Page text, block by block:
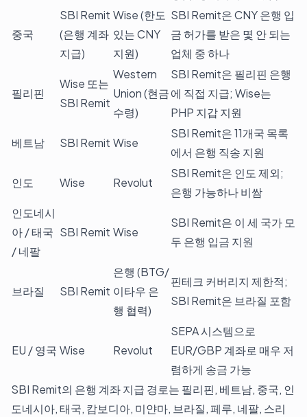
중국
SBI Remit
(은행 계좌
지급)
Wise (한도
있는 CNY
지원)
SBI Remit은 CNY 은행 입
금 허가를 받은 몇 안 되는
업체 중 하나
필리핀
Wise 또는
SBI Remit
Western
Union (현금
수령)
SBI Remit은 필리핀 은행
에 직접 지급; Wise는
PHP 지갑 지원
베트남 SBI Remit Wise
SBI Remit은 11개국 목록
에서 은행 직송 지원
인도 Wise Revolut
SBI Remit은 인도 제외;
은행 가능하나 비쌈
인도네시
아 / 태국
/ 네팔
SBI Remit Wise
SBI Remit은 이 세 국가 모
두 은행 입금 지원
브라질 SBI Remit
은행 (BTG/
이타우 은
행 협력)
핀테크 커버리지 제한적;
SBI Remit은 브라질 포함
EU / 영국 Wise Revolut
SEPA 시스템으로
EUR/GBP 계좌로 매우 저
렴하게 송금 가능
SBI Remit의 은행 계좌 지급 경로는 필리핀, 베트남, 중국, 인
도네시아, 태국, 캄보디아, 미얀마, 브라질, 페루, 네팔, 스리